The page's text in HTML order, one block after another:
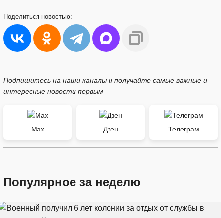
Поделиться новостью:
Подпишитесь на наши каналы и получайте самые важные и
интересные новости первым
Max Дзен Телеграм
Популярное за неделю